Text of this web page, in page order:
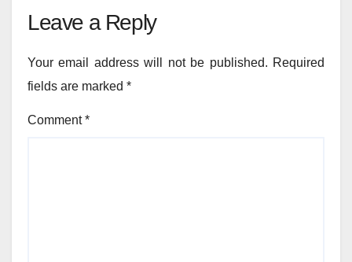
Leave a Reply
Your email address will not be published. Required
fields are marked *
Comment*